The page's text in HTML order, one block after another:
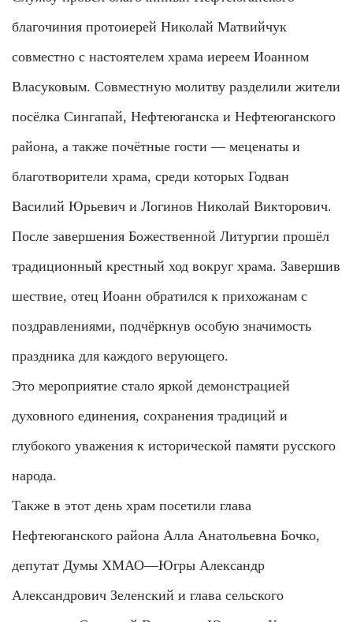
благочиния протоиерей Николай Матвийчук
совместно с настоятелем храма иереем Иоанном
Власуковым. Совместную молитву разделили жители
посёлка Сингапай, Нефтеюганска и Нефтеюганского
района, а также почётные гости — меценаты и
благотворители храма, среди которых Годван
Василий Юрьевич и Логинов Николай Викторович.
После завершения Божественной Литургии прошёл
традиционный крестный ход вокруг храма. Завершив
шествие, отец Иоанн обратился к прихожанам с
поздравлениями, подчёркнув особую значимость
праздника для каждого верующего.
Это мероприятие стало яркой демонстрацией
духовного единения, сохранения традиций и
глубокого уважения к исторической памяти русского
народа.
Также в этот день храм посетили глава
Нефтеюганского района Алла Анатольевна Бочко,
депутат Думы ХМАО—Югры Александр
Александрович Зеленский и глава сельского